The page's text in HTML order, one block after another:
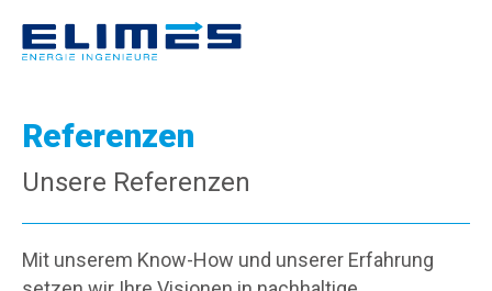
Referenzen
Unsere Referenzen
Mit unserem Know-How und unserer Erfahrung